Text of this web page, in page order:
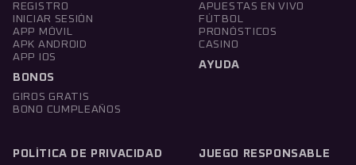
REGISTRO
INICIAR SESIÓN
APP MÓVIL
APK ANDROID
APP IOS
BONOS
GIROS GRATIS
BONO CUMPLEAÑOS
APUESTAS EN VIVO
FÚTBOL
PRONÓSTICOS
CASINO
AYUDA
POLÍTICA DE PRIVACIDAD JUEGO RESPONSABLE